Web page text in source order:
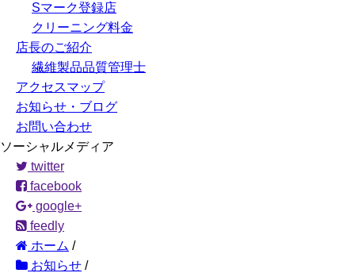
Sマーク登録店
クリーニング料金
店長のご紹介
繊維製品品質管理士
アクセスマップ
お知らせ・ブログ
お問い合わせ
ソーシャルメディア
twitter
facebook
google+
feedly
ホーム /
お知らせ /